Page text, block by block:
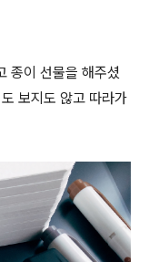
종이 선물을 해주셨
보지도 않고 따라가